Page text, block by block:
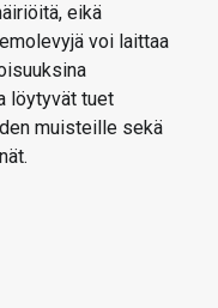
eikä
voi laittaa
löytyvät tuet
muisteille sekä